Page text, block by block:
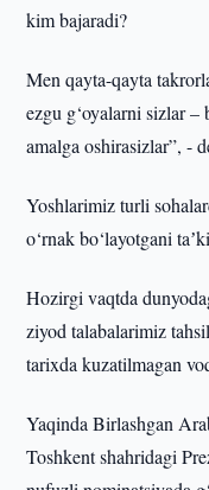
kim bajaradi?
Men qayta-qayta
ezgu g‘oyalarni sizlar
amalga oshirasizlar”, -
Yoshlarimiz turli
o‘rnak bo‘layotgani
Hozirgi vaqtda
ziyod talabalarimiz
tarixda kuzatilmagan
Yaqinda Birlashgan
Toshkent shahridagi